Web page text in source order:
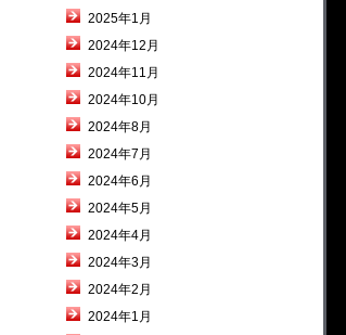
2025年1月
2024年12月
2024年11月
2024年10月
2024年8月
2024年7月
2024年6月
2024年5月
2024年4月
2024年3月
2024年2月
2024年1月